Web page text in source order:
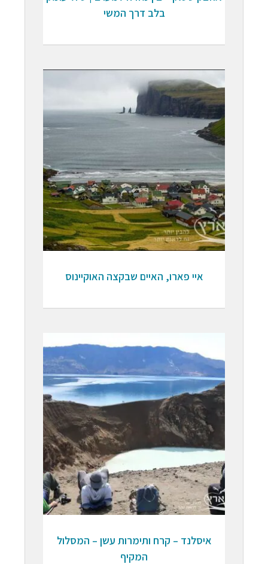
בלב דרך המשי
איי פארו, האיים שבקצה האוקיינוס
איסלנד – קרח ותימרות עשן – המסלול
המקיף